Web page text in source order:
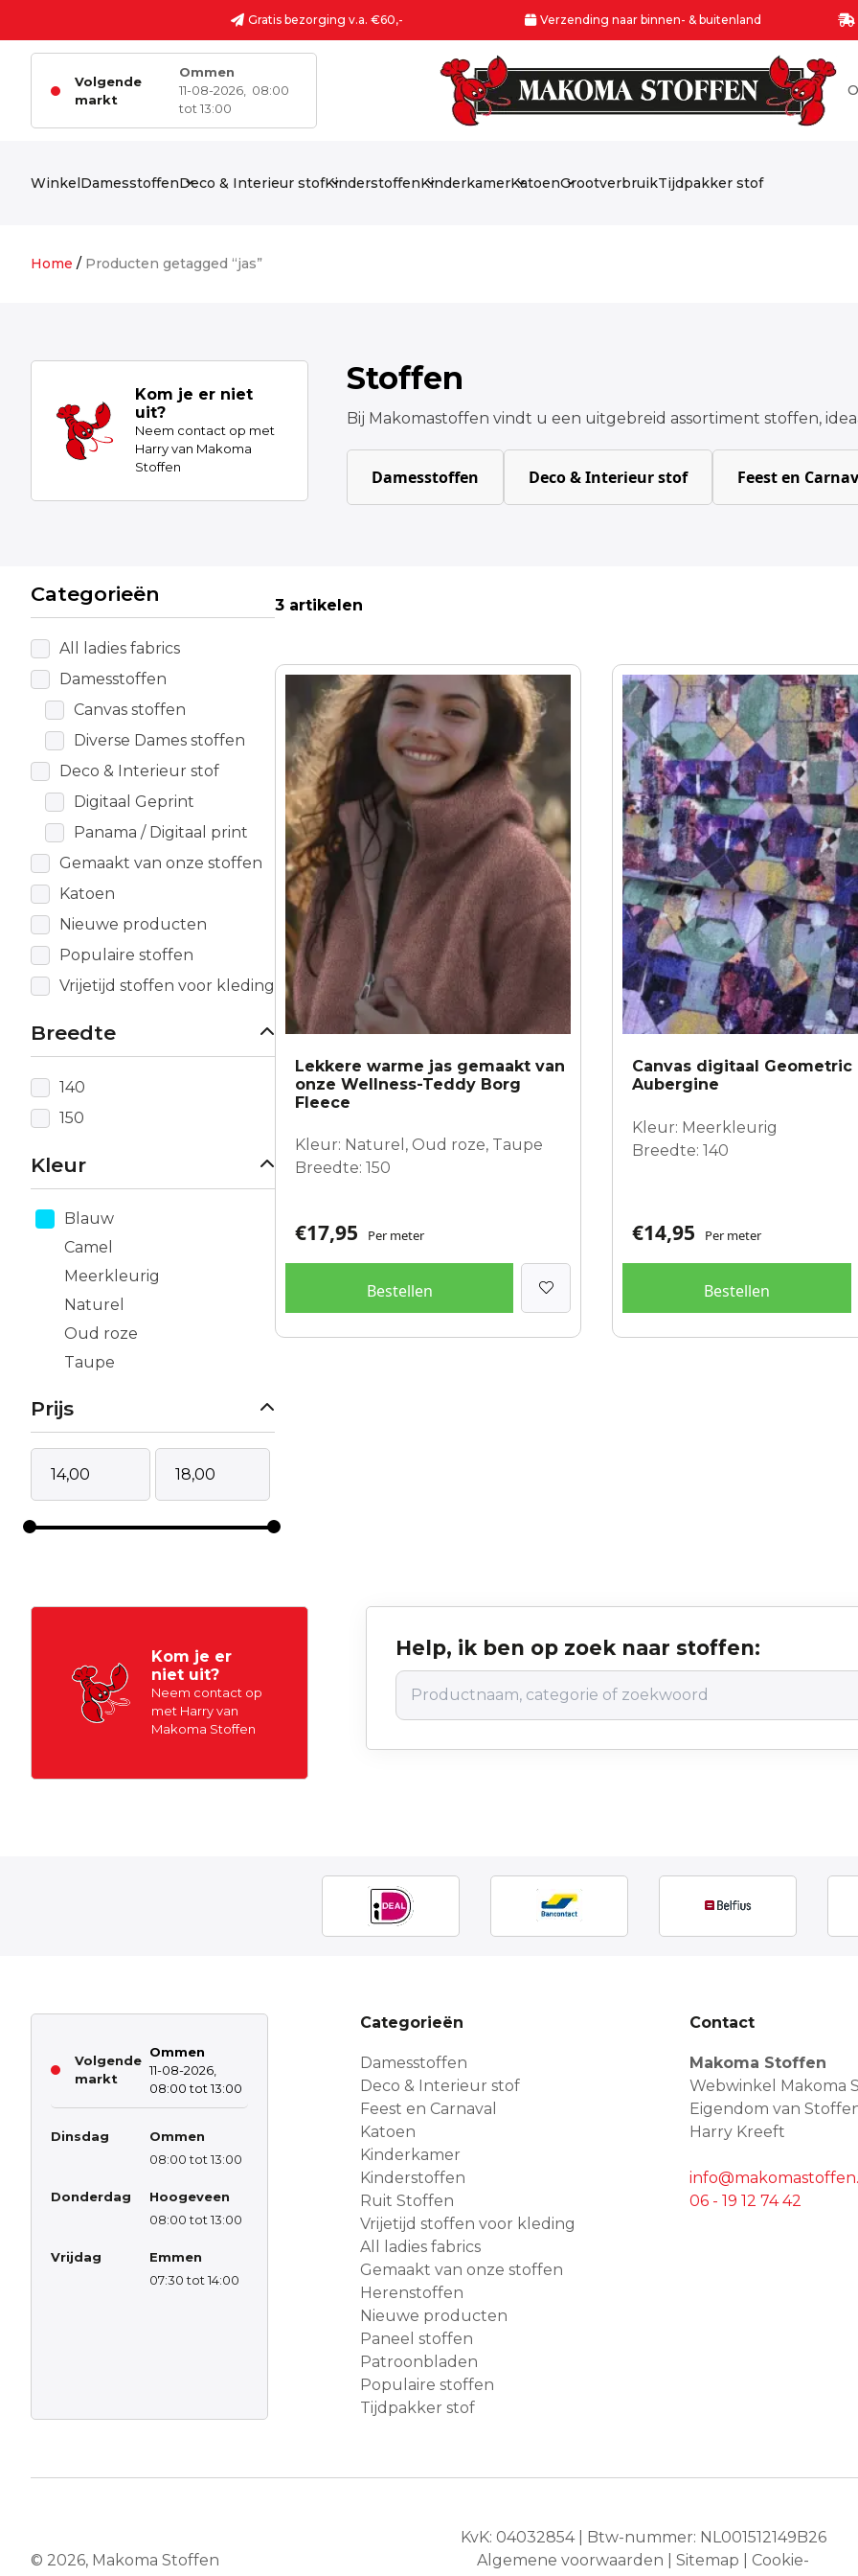
Gratis bezorging v.a. €60,- Verzending naar binnen- & buitenland
Volgende
markt
Ommen
11-08-2026,
08:00
tot 13:00
WinkelDamesstoffenDeco & Interieur stofKinderstoffenKinderkamerKatoenGrootverbruikTijdpakker stof
Home / Producten getagged “jas”
Kom je er niet
uit?
Neem contact op met
Harry van Makoma
Stoffen
Stoffen
Bij Makomastoffen vindt u een uitgebreid assortiment stoffen,
Damesstoffen Deco & Interieur stof Feest en
Categorieën
All ladies fabrics
Damesstoffen
Canvas stoffen
Diverse Dames stoffen
Deco & Interieur stof
Digitaal Geprint
Panama / Digitaal print
Gemaakt van onze stoffen
Katoen
Nieuwe producten
Populaire stoffen
Vrijetijd stoffen voor kleding
Breedte
140
150
Kleur
Blauw
Camel
Meerkleurig
Naturel
Oud roze
Taupe
Prijs
3 artikelen
Lekkere warme jas gemaakt van
onze Wellness-Teddy Borg
Fleece
Kleur: Naturel, Oud roze, Taupe
Breedte: 150
€17,95 Per meter
Bestellen
Canvas digitaal Geometric
Aubergine
Kleur: Meerkleurig
Breedte: 140
€14,95 Per meter
Bestellen
Kom je er
niet uit?
Neem contact op
met Harry van
Makoma Stoffen
Help, ik ben op zoek naar stoffen:
Volgende
markt
Ommen
11-08-2026,
08:00 tot 13:00
Dinsdag
Ommen
08:00 tot 13:00
Donderdag
Hoogeveen
08:00 tot 13:00
Vrijdag
Emmen
07:30 tot 14:00
Categorieën
Damesstoffen
Deco & Interieur stof
Feest en Carnaval
Katoen
Kinderkamer
Kinderstoffen
Ruit Stoffen
Vrijetijd stoffen voor kleding
All ladies fabrics
Gemaakt van onze stoffen
Herenstoffen
Nieuwe producten
Paneel stoffen
Patroonbladen
Populaire stoffen
Tijdpakker stof
Contact
Makoma Stoffen
Webwinkel Makoma
Eigendom van
Harry Kreeft
06 - 19 12 74 42
© 2026, Makoma Stoffen
KvK: 04032854 | Btw-nummer: NL001512149B26
Algemene voorwaarden |Sitemap
Cookie-